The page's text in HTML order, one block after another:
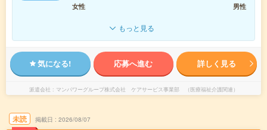
女性
男性
もっと見る
気になる! 応募へ進む 詳しく見る
派遣会社 マンパワーグループ株式会社 ケアサービス事業部 （医療福祉介護関連）
未読 掲載日 2026/08/07